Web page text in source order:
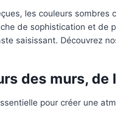
les couleurs
de sophistication et de
saisissant. Découvrez
des murs,
pour créer une